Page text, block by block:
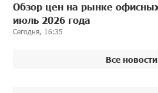
Обзор цен на рынке
июль 2026 года
Сегодня, 16:35
Все новости